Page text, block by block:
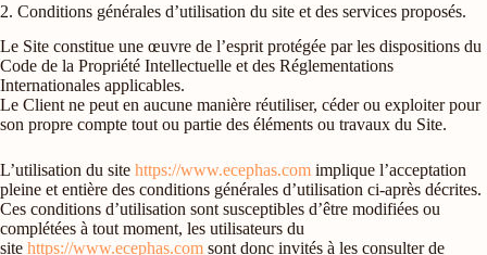
2. Conditions générales d’utilisation du site et des services proposés.
Le Site constitue une œuvre de l’esprit protégée par les dispositions du
Code de la Propriété Intellectuelle et des Réglementations
Internationales applicables.
Le Client ne peut en aucune manière réutiliser, céder ou exploiter pour
son propre compte tout ou partie des éléments ou travaux du Site.
L’utilisation du site https://www.ecephas.com implique l’acceptation
pleine et entière des conditions générales d’utilisation ci-après décrites.
Ces conditions d’utilisation sont susceptibles d’être modifiées ou
complétées à tout moment, les utilisateurs du
site https://www.ecephas.com sont donc invités à les consulter de